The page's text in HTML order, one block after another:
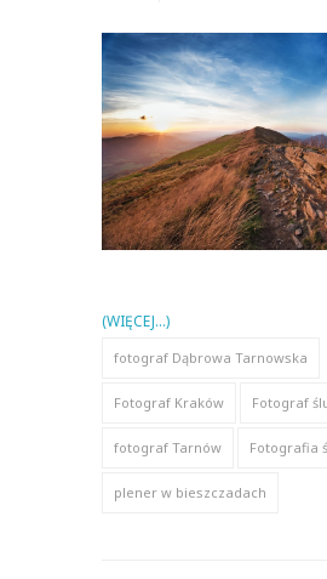
(WIĘCEJ…)
fotograf Dąbrowa Tarnowska
Fotograf Kraków Fotograf
fotograf Tarnów Fotografia
plener w bieszczadach